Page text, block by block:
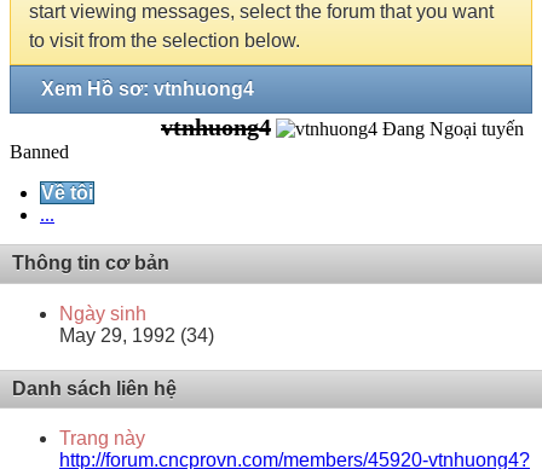
start viewing messages, select the forum that you want
to visit from the selection below.
Xem Hồ sơ: vtnhuong4
vtnhuong4
Banned
Về tôi
...
Thông tin cơ bản
Ngày sinh
May 29, 1992 (34)
Danh sách liên hệ
Trang này
http://forum.cncprovn.com/members/45920-vtnhuong4?